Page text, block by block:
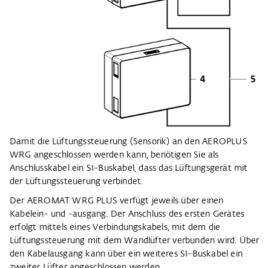
Damit die Lüftungssteuerung (Sensorik) an den AEROPLUS
WRG angeschlossen werden kann, benötigen Sie als
Anschlusskabel ein SI-Buskabel, dass das Lüftungsgerät mit
der Lüftungssteuerung verbindet.
Der AEROMAT WRG PLUS verfügt jeweils über einen
Kabelein- und -ausgang. Der Anschluss des ersten Gerätes
erfolgt mittels eines Verbindungskabels, mit dem die
Lüftungssteuerung mit dem Wandlüfter verbunden wird. Über
den Kabelausgang kann über ein weiteres SI-Buskabel ein